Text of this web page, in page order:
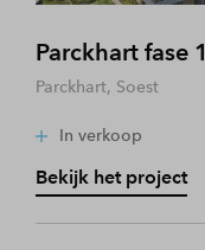
Parckhart fase 1
Parckhart, Soest
In verkoop
Bekijk het project